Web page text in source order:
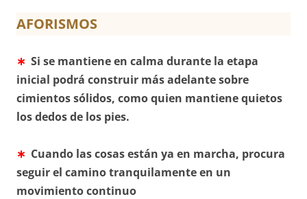
AFORISMOS
∗ Si se mantiene en calma durante la etapa
inicial podrá construir más adelante sobre
cimientos sólidos, como quien mantiene quietos
los dedos de los pies.
∗ Cuando las cosas están ya en marcha, procura
seguir el camino tranquilamente en un
movimiento continuo